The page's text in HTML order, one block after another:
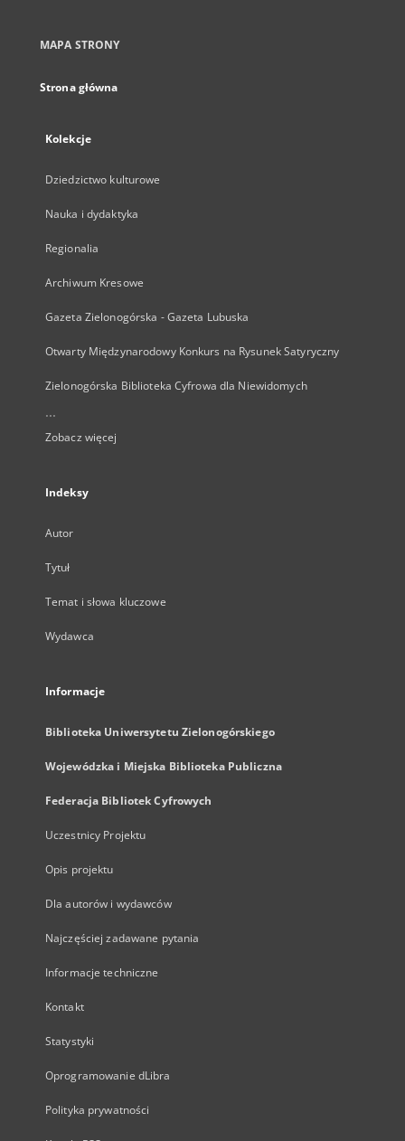
MAPA STRONY
Strona główna
Kolekcje
Dziedzictwo kulturowe
Nauka i dydaktyka
Regionalia
Archiwum Kresowe
Gazeta Zielonogórska - Gazeta Lubuska
Otwarty Międzynarodowy Konkurs na Rysunek Satyryczny
Zielonogórska Biblioteka Cyfrowa dla Niewidomych
...
Zobacz więcej
Indeksy
Autor
Tytuł
Temat i słowa kluczowe
Wydawca
Informacje
Biblioteka Uniwersytetu Zielonogórskiego
Wojewódzka i Miejska Biblioteka Publiczna
Federacja Bibliotek Cyfrowych
Uczestnicy Projektu
Opis projektu
Dla autorów i wydawców
Najczęściej zadawane pytania
Informacje techniczne
Kontakt
Statystyki
Oprogramowanie dLibra
Polityka prywatności